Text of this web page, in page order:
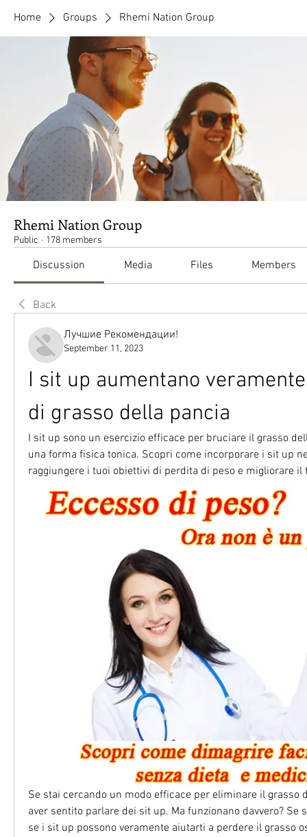
Home Groups Rhemi Nation Group
Rhemi Nation Group
Public · 178 members
Discussion Media Files Members
Back
Лучшие Рекомендации!
September 11, 2023
I sit up aumentano
di grasso della pancia
I sit up sono un esercizio efficace per bruciare il grasso
una forma fisica tonica. Scopri come incorporare i sit up
raggiungere i tuoi obiettivi di perdita di peso e migliorare il
Se stai cercando un modo efficace per eliminare il grasso
aver sentito parlare dei sit up. Ma funzionano davvero? Se
se i sit up possono veramente aiutarti a perdere il grasso